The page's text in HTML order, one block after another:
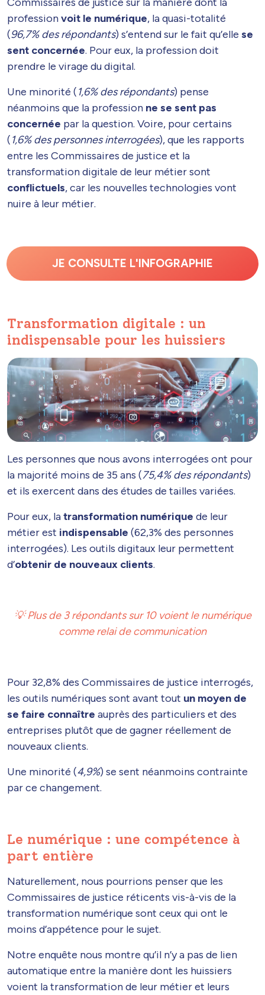
professionvoit le numérique, la quasi-totalité
(96,7% des répondants) s’entend sur le fait qu’elle se
sent concernée. Pour eux, la profession doit
prendre le virage du digital.
Une minorité (1,6% des répondants) pense
néanmoins que la profession ne se sent pas
concernée par la question. Voire, pour certains
(1,6% des personnes interrogées), que les rapports
entre les Commissaires de justice et la
transformation digitale de leur métier sont
conflictuels, car les nouvelles technologies vont
nuire à leur métier.
JE CONSULTE L'INFOGRAPHIE
Transformation digitale : un
indispensable pour les huissiers
Les personnes que nous avons interrogées ont pour
la majorité moins de 35 ans (75,4% des répondants)
et ils exercent dans des études de tailles variées.
Pour eux, latransformation numérique de leur
métier est indispensable (62,3% des personnes
interrogées). Les outils digitaux leur permettent
d’obtenir de nouveaux clients.
💡 Plus de 3 répondants sur 10 voient le numérique
comme relai de communication
Pour 32,8% des Commissaires de justice interrogés,
les outils numériques sont avant tout un moyen de
se faire connaître auprès des particuliers et des
entreprises plutôt que de gagner réellement de
nouveaux clients.
Une minorité (4,9%) se sent néanmoins contrainte
par ce changement.
Le numérique : une compétence à
part entière
Naturellement, nous pourrions penser que les
Commissaires de justice réticents vis-à-vis de la
transformation numérique sont ceux qui ont le
moins d’appétence pour le sujet.
Notre enquête nous montre qu’il n’y a pas de lien
automatique entre la manière dont les huissiers
voient la transformation de leur métier et leurs